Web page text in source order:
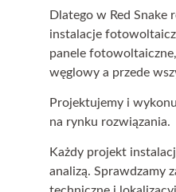
Dlatego w Red
instalacje
panele
węglowy a przede
Projektujemy i
na rynku rozwiązania.
Każdy projekt
analizą. Sprawdzamy